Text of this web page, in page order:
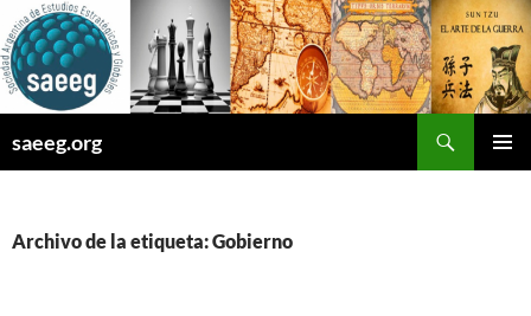
Saltar
al
contenido
saeeg.org
Archivo de la etiqueta: Gobierno